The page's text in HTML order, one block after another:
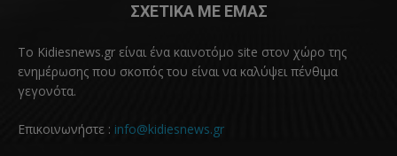
ΣΧΕΤΙΚΑ ΜΕ ΕΜΑΣ
Το Kidiesnews.gr είναι ένα καινοτόμο site στον χώρο της
ενημέρωσης που σκοπός του είναι να καλύψει πένθιμα
γεγονότα.
Επικοινωνήστε : info@kidiesnews.gr